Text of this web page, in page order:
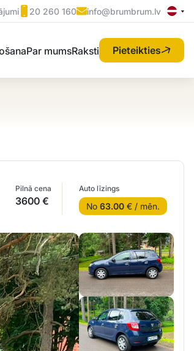
20 260 160 info@brumbrum.lv
Par mumsRaksti Pieteikties
Pilnā cena
3600 €
Auto līzings
No 63.00 € / mēn.